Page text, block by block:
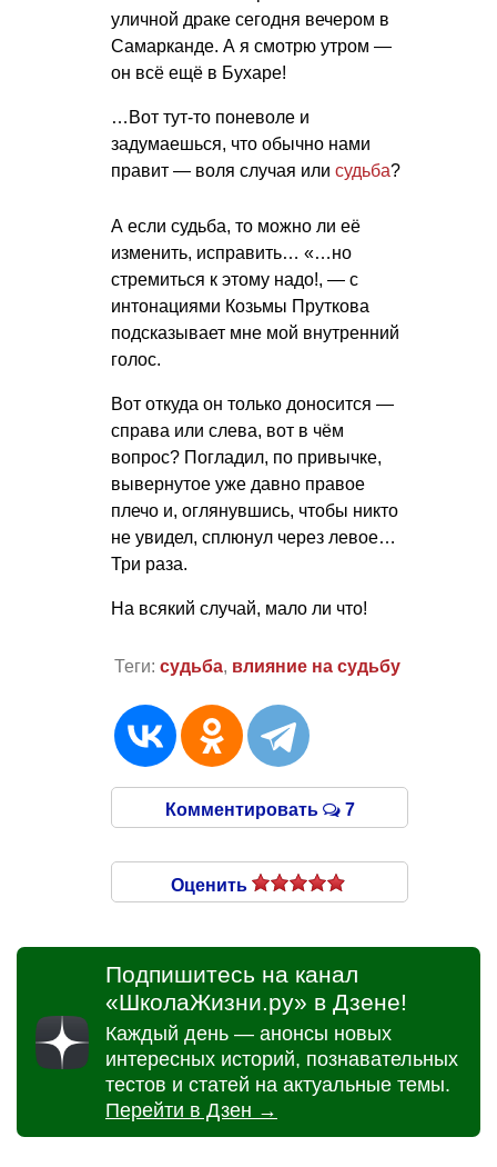
уличной драке сегодня вечером в
Самарканде. А я смотрю утром —
он всё ещё в Бухаре!
…Вот тут-то поневоле и
задумаешься, что обычно нами
правит — воля случая или судьба?
А если судьба, то можно ли её
изменить, исправить… «…но
стремиться к этому надо!, — с
интонациями Козьмы Пруткова
подсказывает мне мой внутренний
голос.
Вот откуда он только доносится —
справа или слева, вот в чём
вопрос? Погладил, по привычке,
вывернутое уже давно правое
плечо и, оглянувшись, чтобы никто
не увидел, сплюнул через левое…
Три раза.
На всякий случай, мало ли что!
Теги: судьба, влияние на судьбу
Комментировать 7
Оценить
Подпишитесь на канал
«ШколаЖизни.ру» в Дзене!
Каждый день — анонсы новых
интересных историй, познавательных
тестов и статей на актуальные темы.
Перейти в Дзен →